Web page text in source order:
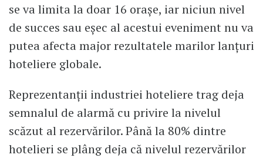
se va limita la doar 16 orașe, iar niciun nivel
de succes sau eșec al acestui eveniment nu va
putea afecta major rezultatele marilor lanțuri
hoteliere globale.
Reprezentanții industriei hoteliere trag deja
semnalul de alarmă cu privire la nivelul
scăzut al rezervărilor. Până la 80% dintre
hotelieri se plâng deja că nivelul rezervărilor